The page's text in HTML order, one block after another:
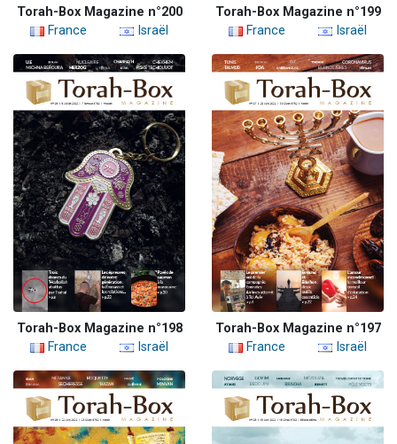
Torah-Box Magazine n°200
France
Israël
Torah-Box Magazine n°199
France
Israël
Torah-Box Magazine n°198
France
Israël
Torah-Box Magazine n°197
France
Israël